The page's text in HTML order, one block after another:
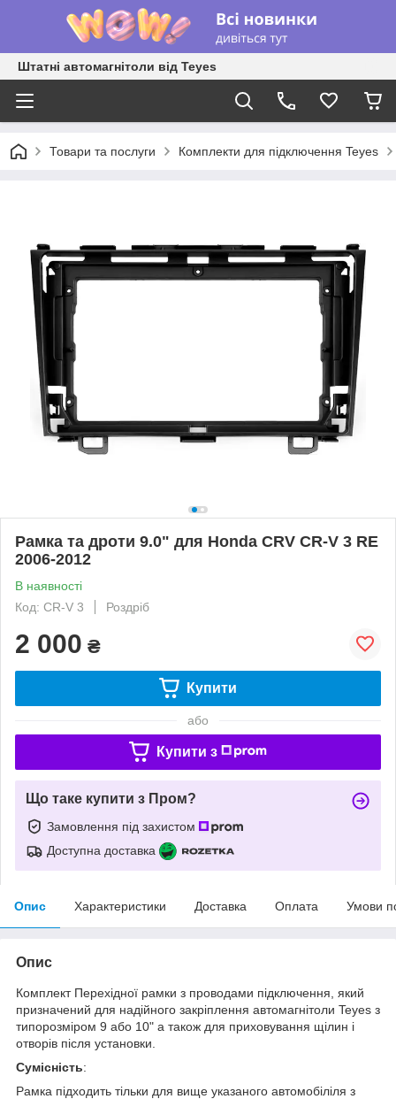
Штатні автомагнітоли від Teyes
Товари та послуги Комплекти для підключення Teyes
Рамка та дроти 9.0" для Honda CRV CR-V 3 RE
2006-2012
В наявності
Код: CR-V 3
Роздріб
2 000 ₴
Купити
або
Купити з
Що таке купити з Пром?
Замовлення під захистом
Доступна доставка
Опис Характеристики Доставка Оплата Умови
Опис
Комплект Перехідної рамки з проводами підключення, який
призначений для надійного закріплення автомагнітоли Teyes з
типорозміром 9 або 10" а також для приховування щілин і
отворів після установки.
Сумісність:
Рамка підходить тільки для вище указаного автомобіліля з